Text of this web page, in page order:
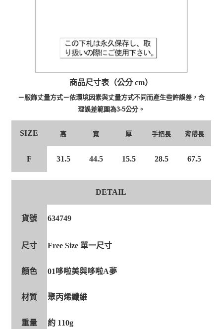
商品尺寸表（公分 cm）
－服飾丈量方式－依環境因素與丈量方式不同而產生些許誤差，合
理誤差範圍為3-5公分。
SIZE 高 寬 厚 手把長 背帶長
F 31.5 44.5 15.5 28.5 67.5
DETAIL
貨號 634749
尺寸 Free Size 單一尺寸
顏色 01哆啦美與哆啦A夢
材質 聚丙烯纖維
重量 約 110g